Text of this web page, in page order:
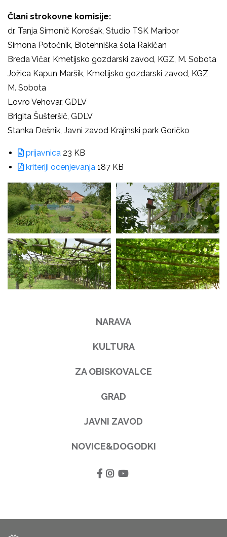
Člani strokovne komisije:
dr. Tanja Simonič Korošak, Studio TSK Maribor
Simona Potočnik, Biotehniška šola Rakičan
Breda Vičar, Kmetijsko gozdarski zavod, KGZ, M. Sobota
Jožica Kapun Maršik, Kmetijsko gozdarski zavod, KGZ,
M. Sobota
Lovro Vehovar, GDLV
Brigita Šušteršič, GDLV
Stanka Dešnik, Javni zavod Krajinski park Goričko
prijavnica 23 KB
kriteriji ocenjevanja 187 KB
NARAVA
KULTURA
ZA OBISKOVALCE
GRAD
JAVNI ZAVOD
NOVICE&DOGODKI